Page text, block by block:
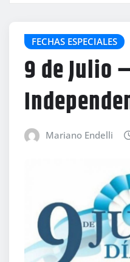
FECHAS ESPECIALES
9 de Julio
Mariano Endelli